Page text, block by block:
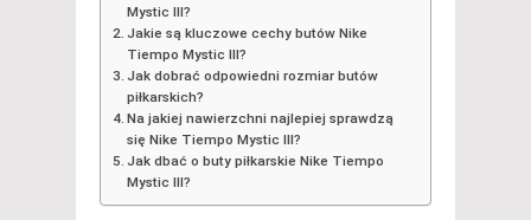
Mystic III?
Jakie są kluczowe cechy butów Nike
Tiempo Mystic III?
Jak dobrać odpowiedni rozmiar butów
piłkarskich?
Na jakiej nawierzchni najlepiej sprawdzą
się Nike Tiempo Mystic III?
Jak dbać o buty piłkarskie Nike Tiempo
Mystic III?